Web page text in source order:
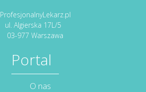
ProfesjonalnyLekarz.pl
ul. Algierska 17L/5
03-977 Warszawa
Portal
O nas